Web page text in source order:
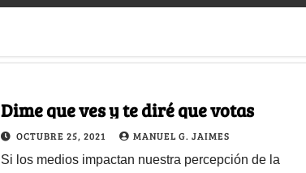
Dime que ves y te diré que votas
OCTUBRE 25, 2021 MANUEL G. JAIMES
Si los medios impactan nuestra percepción de la